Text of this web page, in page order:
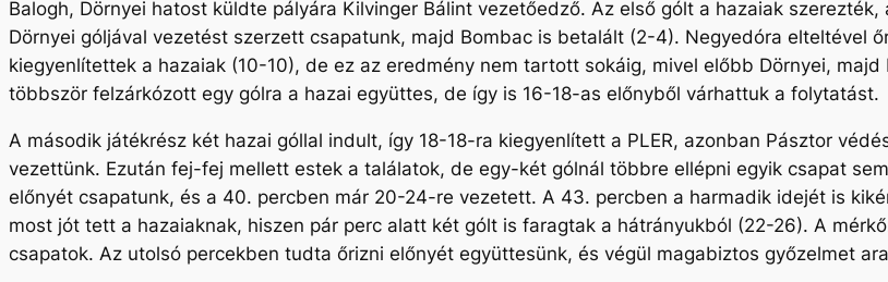
Balogh, Dörnyei hatost küldte pályára Kilvinger Bálint vezetőedző. Az első gólt a hazaiak
Dörnyei góljával vezetést szerzett csapatunk, majd Bombac is betalált (2-4). Negyedóra elteltével
kiegyenlítettek a hazaiak (10-10), de ez az eredmény nem tartott sokáig, mivel előbb Dörnyei,
többször felzárkózott egy gólra a hazai együttes, de így is 16-18-as előnyből várhattuk a folytatást.
A második játékrész két hazai góllal indult, így 18-18-ra kiegyenlített a PLER, azonban Pásztor
vezettünk. Ezután fej-fej mellett estek a találatok, de egy-két gólnál többre ellépni egyik csapat
előnyét csapatunk, és a 40. percben már 20-24-re vezetett. A 43. percben a harmadik idejét is
most jót tett a hazaiaknak, hiszen pár perc alatt két gólt is faragtak a hátrányukból (22-26). A
csapatok. Az utolsó percekben tudta őrizni előnyét együttesünk, és végül magabiztos győzelmet